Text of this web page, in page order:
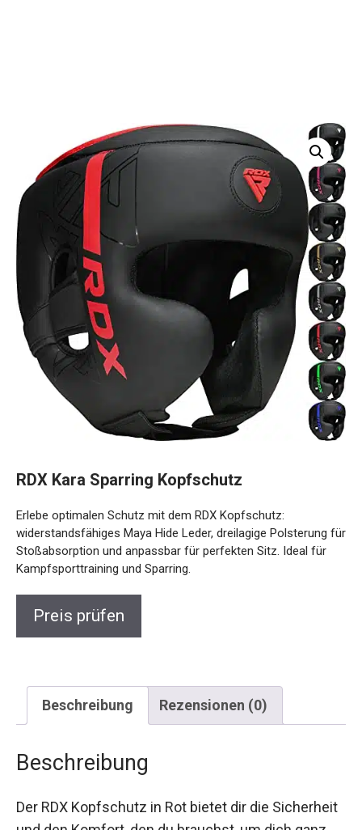
widerstandsfähiges Maya Hide Leder, dreilagige Polsterung
für Stoßabsorption und anpassbar für perfekten Sitz. Ideal
für Kampfsporttraining und Sparring.
Preis prüfen
Beschreibung
Sicherheit und den Komfort, den du brauchst, um